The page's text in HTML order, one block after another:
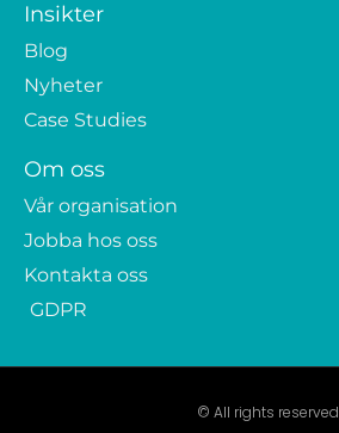
Insikter
Blog
Nyheter
Case Studies
Om oss
Vår organisation
Jobba hos oss
Kontakta oss
GDPR
© All rights reserved